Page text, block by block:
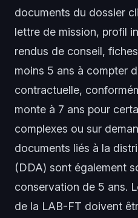
documents du dossier
lettre de mission, profil
rendus de conseil,
moins 5 ans à compter
contractuelle,
monte à 7 ans pour
complexes ou sur
documents liés à la
(DDA) sont également
conservation de 5 ans.
de la LAB-FT doivent